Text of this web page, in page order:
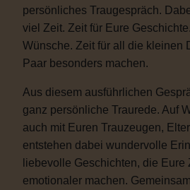
persönliches Traugespräch.
viel Zeit. Zeit für Eure
Wünsche. Zeit für all die kleinen
Paar besonders machen.
Aus diesem ausführlichen
ganz persönliche Traurede. Auf
auch mit Euren Trauzeugen,
entstehen dabei wundervolle
liebevolle Geschichten, die Eure
emotionaler machen.